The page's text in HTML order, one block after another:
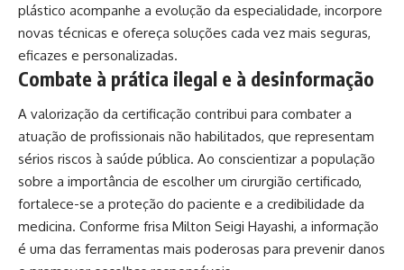
plástico acompanhe a evolução da especialidade, incorpore
novas técnicas e ofereça soluções cada vez mais seguras,
eficazes e personalizadas.
Combate à prática ilegal e à desinformação
A valorização da certificação contribui para combater a
atuação de profissionais não habilitados, que representam
sérios riscos à saúde pública. Ao conscientizar a população
sobre a importância de escolher um cirurgião certificado,
fortalece-se a proteção do paciente e a credibilidade da
medicina. Conforme frisa Milton Seigi Hayashi, a informação
é uma das ferramentas mais poderosas para prevenir danos